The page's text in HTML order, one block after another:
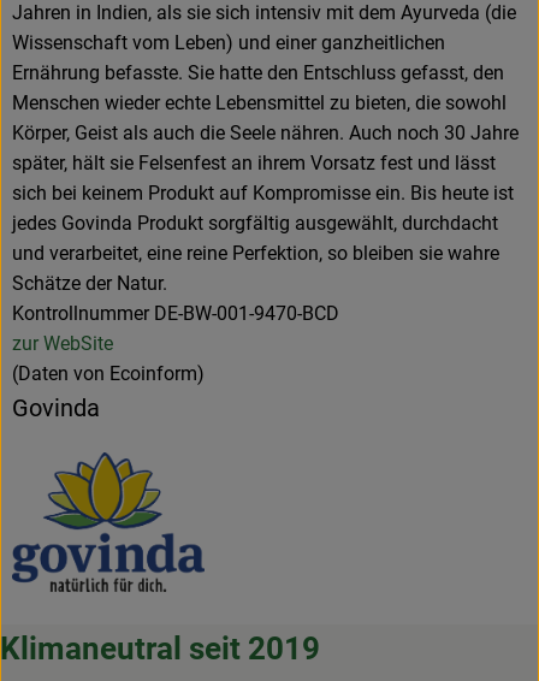
Jahren in Indien, als sie sich intensiv mit dem Ayurveda (die
Wissenschaft vom Leben) und einer ganzheitlichen
Ernährung befasste. Sie hatte den Entschluss gefasst, den
Menschen wieder echte Lebensmittel zu bieten, die sowohl
Körper, Geist als auch die Seele nähren. Auch noch 30 Jahre
später, hält sie Felsenfest an ihrem Vorsatz fest und lässt
sich bei keinem Produkt auf Kompromisse ein. Bis heute ist
jedes Govinda Produkt sorgfältig ausgewählt, durchdacht
und verarbeitet, eine reine Perfektion, so bleiben sie wahre
Schätze der Natur.
Kontrollnummer DE-BW-001-9470-BCD
zur WebSite
(Daten von Ecoinform)
Govinda
Klimaneutral seit 2019